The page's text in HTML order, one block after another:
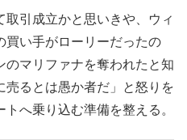
取引成立かと思いきや、ウィ
買い手がローリーだったの
のマリファナを奪われたと知
売るとは愚か者だ」と怒りを
へ乗り込む準備を整える。